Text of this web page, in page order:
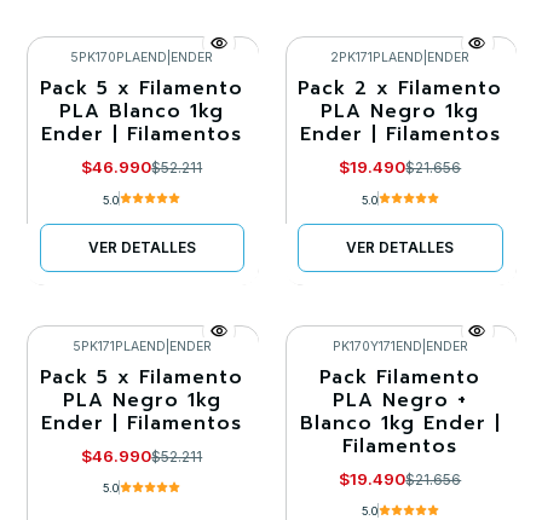
-10%
Agotado
5PK170PLAEND ENDER
Pack 5 x Filamento
PLA Blanco 1kg
Ender | Filamentos
$46.990$52.211
5.0
VER DETALLES
-10%
Llega el 30/08/2026
2PK171PLAEND ENDER
Pack 2 x Filamento
PLA Negro 1kg
Ender | Filamentos
$19.490$21.656
5.0
VER DETALLES
-10%
Agotado
5PK171PLAEND ENDER
Pack 5 x Filamento
PLA Negro 1kg
Ender | Filamentos
$46.990$52.211
5.0
-10%
Agotado
PK170Y171END ENDER
Pack Filamento
PLA Negro +
Blanco 1kg Ender |
Filamentos
$19.490$21.656
5.0